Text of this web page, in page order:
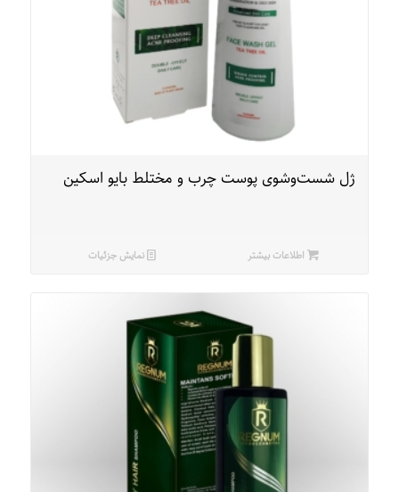
ژل شست‌وشوی پوست چرب و مختلط بایو اسکین
اطلاعات بیشتر نمایش جزئیات